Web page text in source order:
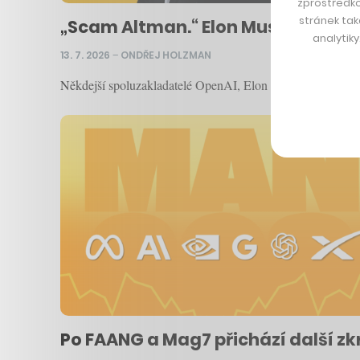
„Scam Altman.“ Elon Musk
13. 7. 2026 – ONDŘEJ HOLZMAN
Někdejší spoluzakladatelé OpenAI, Elon Musk a Sam
Po FAANG a Mag7 přichází další
stránek